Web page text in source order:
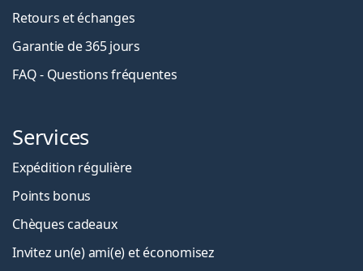
Retours et échanges
Garantie de 365 jours
FAQ - Questions fréquentes
Services
Expédition régulière
Points bonus
Chèques cadeaux
Invitez un(e) ami(e) et économisez